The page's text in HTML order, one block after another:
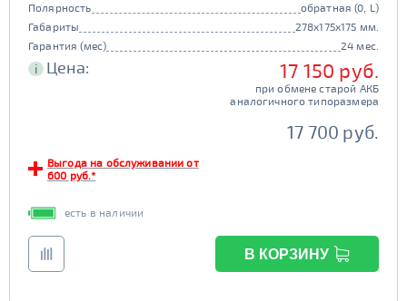
Полярность
обратная (0, L)
Габариты
278x175x175 мм.
Гарантия (мес)
24 мес.
i Цена: 17 150 руб.
при обмене старой АКБ
аналогичного типоразмера
17 700 руб.
Выгода на обслуживании от
600 руб.*
есть в наличии
В КОРЗИНУ